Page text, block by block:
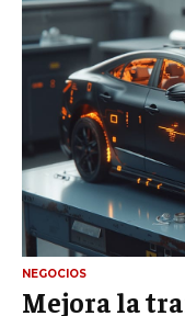
NEGOCIOS
Mejora la